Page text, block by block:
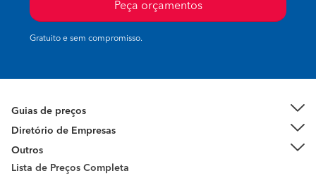
Peça orçamentos
Gratuito e sem compromisso.
Guias de preços
Diretório de Empresas
Outros
Lista de Preços Completa